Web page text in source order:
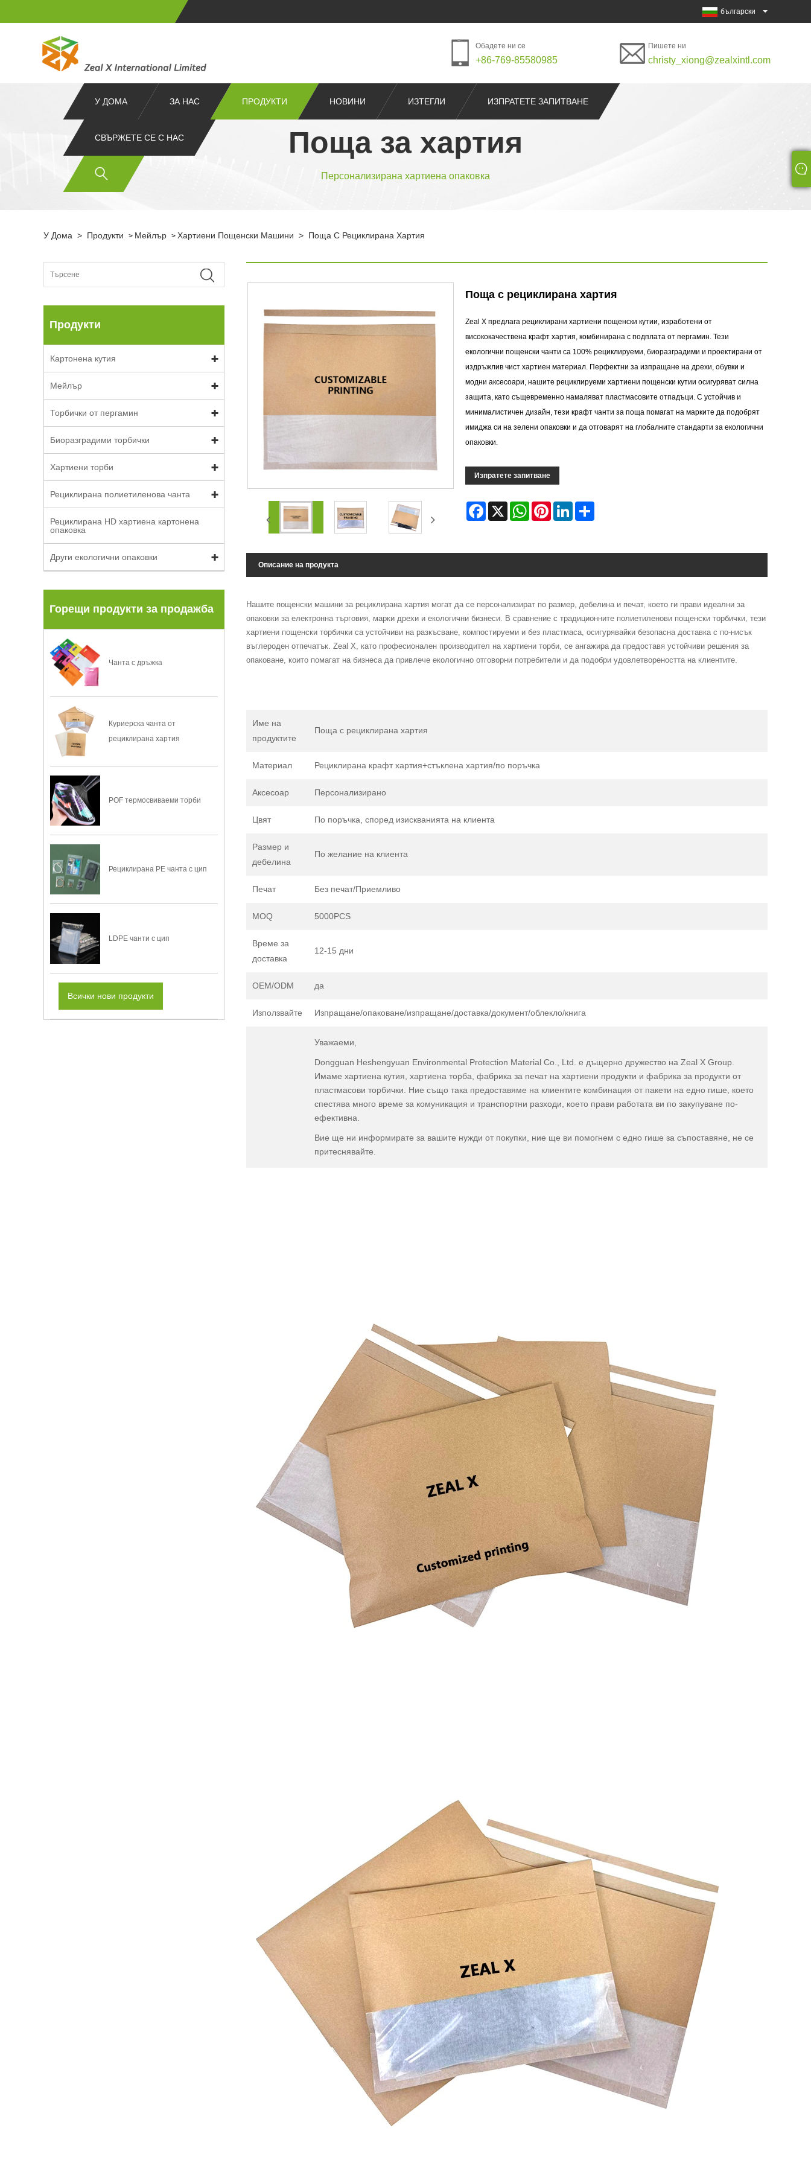
български
Обадете ни се
+86-769-85580985
Пишете ни
christy_xiong@zealxintl.com
У ДОМА ЗА НАС ПРОДУКТИ НОВИНИ ИЗТЕГЛИ ИЗПРАТЕТЕ ЗАПИТВАНЕ
СВЪРЖЕТЕ СЕ С НАС Поща за хартия
Персонализирана хартиена опаковка
У Дома > Продукти > Мейлър > Хартиени Пощенски Машини > Поща С Рециклирана Хартия
Продукти
Картонена кутия
Мейлър
Торбички от пергамин
Биоразградими торбички
Хартиени торби
Рециклирана полиетиленова чанта
Рециклирана HD хартиена картонена
опаковка
Други екологични опаковки
Горещи продукти за продажба
Чанта с дръжка
Куриерска чанта от
рециклирана хартия
POF термосвиваеми торби
Рециклирана PE чанта с цип
LDPE чанти с цип
Всички нови продукти
Поща с рециклирана хартия
Zeal X предлага рециклирани хартиени пощенски кутии, изработени от
висококачествена крафт хартия, комбинирана с подплата от пергамин. Тези
екологични пощенски чанти са 100% рециклируеми, биоразградими и проектирани от
издръжлив чист хартиен материал. Перфектни за изпращане на дрехи, обувки и
модни аксесоари, нашите рециклируеми хартиени пощенски кутии осигуряват силна
защита, като същевременно намаляват пластмасовите отпадъци. С устойчив и
минималистичен дизайн, тези крафт чанти за поща помагат на марките да подобрят
имиджа си на зелени опаковки и да отговарят на глобалните стандарти за екологични
опаковки.
Изпратете запитване
Facebook WhatsAppPinterestLinkedIn
Описание на продукта
Нашите пощенски машини за рециклирана хартия могат да се персонализират по размер, дебелина и печат, което ги прави идеални за
опаковки за електронна търговия, марки дрехи и екологични бизнеси. В сравнение с традиционните полиетиленови пощенски торбички, тези
хартиени пощенски торбички са устойчиви на разкъсване, компостируеми и без пластмаса, осигурявайки безопасна доставка с по-нисък
въглероден отпечатък. Zeal X, като професионален производител на хартиени торби, се ангажира да предоставя устойчиви решения за
опаковане, които помагат на бизнеса да привлече екологично отговорни потребители и да подобри удовлетвореността на клиентите.
Име на
продуктите
Поща с рециклирана хартия
Материал Рециклирана крафт хартия+стъклена хартия/по поръчка
Аксесоар Персонализирано
Цвят По поръчка, според изискванията на клиента
Размер и
дебелина
По желание на клиента
Печат Без печат/Приемливо
MOQ 5000PCS
Време за
доставка
12-15 дни
OEM/ODM да
Използвайте Изпращане/опаковане/изпращане/доставка/документ/облекло/книга
Уважаеми,
Dongguan Heshengyuan Environmental Protection Material Co., Ltd. е дъщерно дружество на Zeal X Group.
Имаме хартиена кутия, хартиена торба, фабрика за печат на хартиени продукти и фабрика за продукти от
пластмасови торбички. Ние също така предоставяме на клиентите комбинация от пакети на едно гише, което
спестява много време за комуникация и транспортни разходи, което прави работата ви по закупуване по-
ефективна.
Вие ще ни информирате за вашите нужди от покупки, ние ще ви помогнем с едно гише за съпоставяне, не се
притеснявайте.